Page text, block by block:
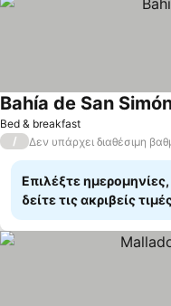
Bed & breakfast
Bahía de San
/ Δεν υπάρχει διαθέσιμη
Επιλέξτε ημερομηνίες,
δείτε τις ακριβείς